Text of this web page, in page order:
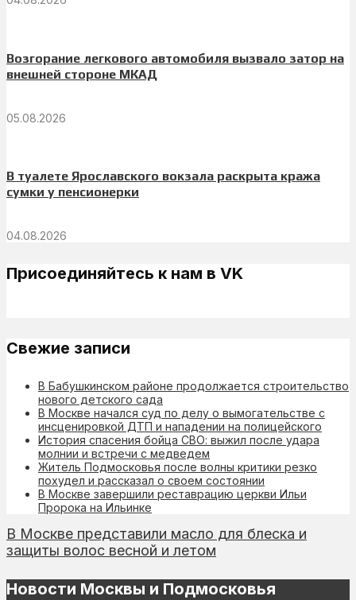
Возгорание легкового автомобиля вызвало затор на
внешней стороне МКАД
05.08.2026
В туалете Ярославского вокзала раскрыта кража
сумки у пенсионерки
04.08.2026
Присоединяйтесь к нам в VK
Свежие записи
В Бабушкинском районе продолжается строительство
нового детского сада
В Москве начался суд по делу о вымогательстве с
инсценировкой ДТП и нападении на полицейского
История спасения бойца СВО: выжил после удара
молнии и встречи с медведем
Житель Подмосковья после волны критики резко
похудел и рассказал о своем состоянии
В Москве завершили реставрацию церкви Ильи
Пророка на Ильинке
В Москве представили масло для блеска и
защиты волос весной и летом
Новости Москвы и Подмосковья